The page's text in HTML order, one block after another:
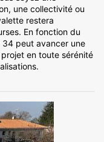
une collectivité ou
restera
En fonction du
peut avancer une
en toute sérénité